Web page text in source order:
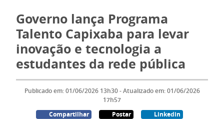
Governo lança Programa
Talento Capixaba para levar
inovação e tecnologia a
estudantes da rede pública
Publicado em: 01/06/2026 13h30 - Atualizado em: 01/06/2026
17h57
Compartilhar
Postar Linkedin